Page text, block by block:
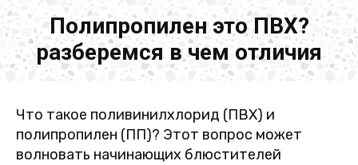
Полипропилен это ПВХ?
разберемся в чем отличия
Что такое поливинилхлорид (ПВХ) и
полипропилен (ПП)? Этот вопрос может
волновать начинающих блюстителей